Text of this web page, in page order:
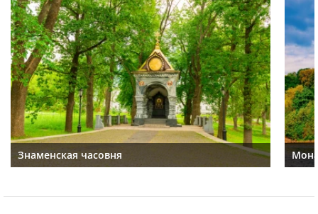
Знаменская часовня